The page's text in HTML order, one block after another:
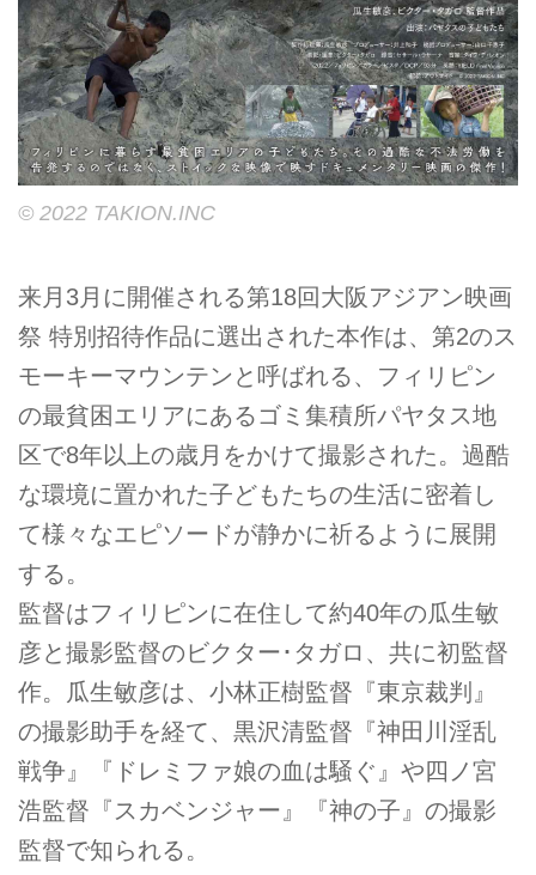
©︎ 2022 TAKION.INC
来月3月に開催される第18回大阪アジアン映画
祭 特別招待作品に選出された本作は、第2のス
モーキーマウンテンと呼ばれる、フィリピン
の最貧困エリアにあるゴミ集積所パヤタス地
区で8年以上の歳月をかけて撮影された。過酷
な環境に置かれた子どもたちの生活に密着し
て様々なエピソードが静かに祈るように展開
する。
監督はフィリピンに在住して約40年の瓜生敏
彦と撮影監督のビクター･タガロ、共に初監督
作。瓜生敏彦は、小林正樹監督『東京裁判』
の撮影助手を経て、黒沢清監督『神田川淫乱
戦争』『ドレミファ娘の血は騒ぐ』や四ノ宮
浩監督『スカベンジャー』『神の子』の撮影
監督で知られる。